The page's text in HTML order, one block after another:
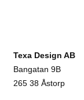
Texa Design AB
Bangatan 9B
265 38 Åstorp